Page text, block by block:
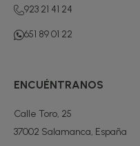
923 21 41 24
651 89 01 22
ENCUÉNTRANOS
Calle Toro, 25
37002 Salamanca, España